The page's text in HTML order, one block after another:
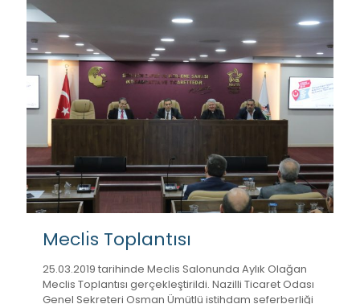
Meclı̇s Toplantısı
25.03.2019 tarihinde Meclis Salonunda Aylık Olağan
Meclis Toplantısı gerçekleştirildi. Nazilli Ticaret Odası
Genel Sekreteri Osman Ümütlü istihdam seferberliği